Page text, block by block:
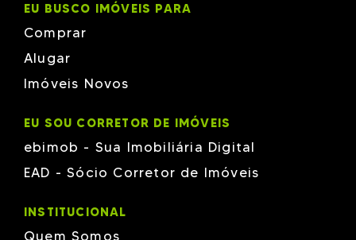
EU BUSCO IMÓVEIS PARA
Comprar
Alugar
Imóveis Novos
EU SOU CORRETOR DE IMÓVEIS
ebimob - Sua Imobiliária Digital
EAD - Sócio Corretor de Imóveis
INSTITUCIONAL
Quem Somos